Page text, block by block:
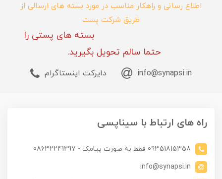
اطلاع رسانی و راهکار مناسب در مورد بسته های ارسالی از
طریق شرکت پست
بسته های پستی را
حتما سالم تحویل بگیرید.
info@synapsi.in دایرکت اینستاگرام
راه های ارتباط با سیناپسی
09351815358 فقط به صورت پیامک - 08632241297
info@synapsi.in